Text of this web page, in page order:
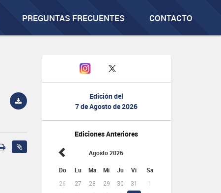
PREGUNTAS FRECUENTES CONTACTO
Edición del
7 de Agosto de 2026
Ediciones Anteriores
Agosto 2026
Do Lu Ma Mi Ju Vi Sa
26 27 28 29 30 31
1